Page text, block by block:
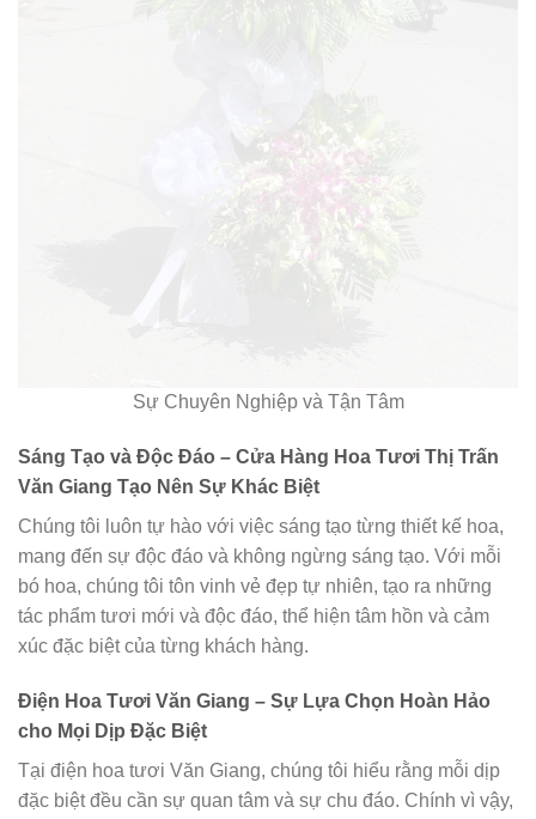
Sự Chuyên Nghiệp và Tận Tâm
Sáng Tạo và Độc Đáo – Cửa Hàng Hoa Tươi Thị Trấn
Văn Giang Tạo Nên Sự Khác Biệt
Chúng tôi luôn tự hào với việc sáng tạo từng thiết kế hoa,
mang đến sự độc đáo và không ngừng sáng tạo. Với mỗi
bó hoa, chúng tôi tôn vinh vẻ đẹp tự nhiên, tạo ra những
tác phẩm tươi mới và độc đáo, thể hiện tâm hồn và cảm
xúc đặc biệt của từng khách hàng.
Điện Hoa Tươi Văn Giang – Sự Lựa Chọn Hoàn Hảo
cho Mọi Dịp Đặc Biệt
Tại điện hoa tươi Văn Giang, chúng tôi hiểu rằng mỗi dịp
đặc biệt đều cần sự quan tâm và sự chu đáo. Chính vì vậy,